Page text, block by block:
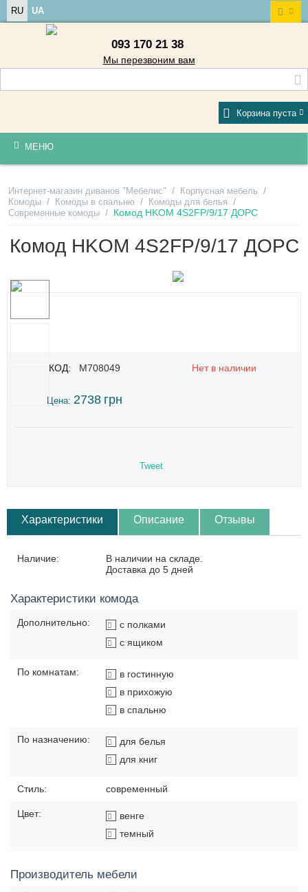
RU UA
093 170 21 38
Мы перезвоним вам
Корзина пуста
МЕНЮ
Интернет-магазин диванов "Мебелис" / Корпусная мебель /
Комоды / Комоды в спальню / Комоды для белья /
Современные комоды / Комод HKOM 4S2FP/9/17 ДОРС
Комод HKOM 4S2FP/9/17 ДОРС
КОД: M708049 Нет в наличии
Цена: 2738 грн
Tweet
Характеристики Описание Отзывы
Наличие:
В наличии на складе.
Доставка до 5 дней
Характеристики комода
Дополнительно:
с полками
с ящиком
По комнатам:
в гостинную
в прихожую
в спальню
По назначению:
для белья
для книг
Стиль: современный
Цвет:
венге
темный
Производитель мебели